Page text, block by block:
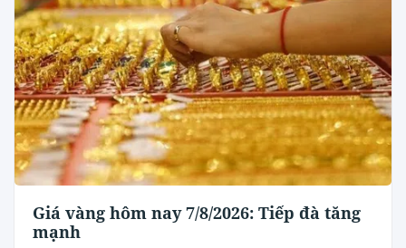
Giá vàng hôm nay 7/8/2026: Tiếp đà tăng
mạnh